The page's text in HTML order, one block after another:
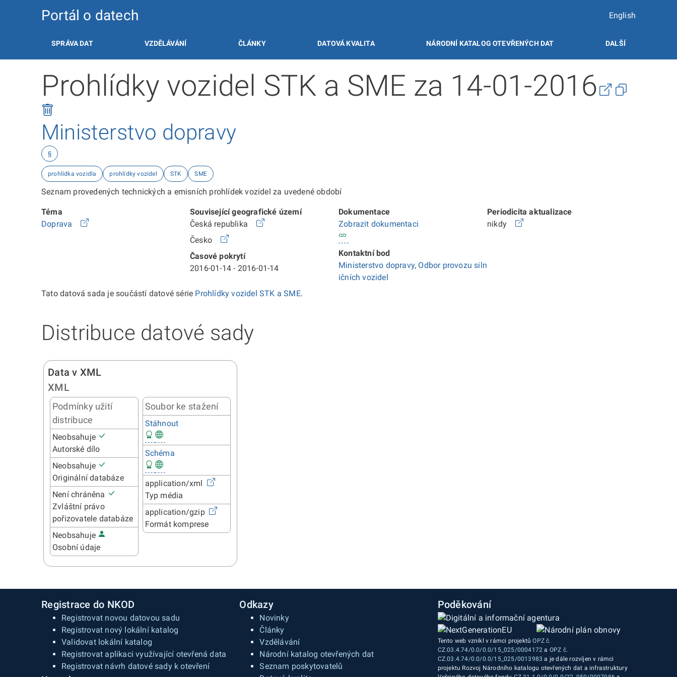
Portál o datech English
SPRÁVA DAT VZDĚLÁVÁNÍ ČLÁNKY DATOVÁ KVALITA NÁRODNÍ KATALOG OTEVŘENÝCH DAT DALŠÍ
Prohlídky vozidel STK a SME za 14-01-2016
Ministerstvo dopravy
§
prohlídka vozidla prohlídky vozidel STK SME
Seznam provedených technických a emisních prohlídek vozidel za uvedené období
Téma
Doprava
Související geografické území
Česká republika
Česko
Časové pokrytí
2016-01-14 - 2016-01-14
Dokumentace
Zobrazit dokumentaci
Kontaktní bod
Ministerstvo dopravy, Odbor provozu siln
ičních vozidel
Periodicita aktualizace
nikdy
Tato datová sada je součástí datové série Prohlídky vozidel STK a SME.
Distribuce datové sady
Data v XML
XML
Podmínky užití
distribuce
Neobsahuje
Autorské dílo
Neobsahuje
Originální databáze
Není chráněna
Zvláštní právo
pořizovatele databáze
Neobsahuje
Osobní údaje
Soubor ke stažení
Stáhnout
Schéma
application/xml
Typ média
application/gzip
Formát komprese
Registrace do NKOD
Registrovat novou datovou sadu
Registrovat nový lokální katalog
Validovat lokální katalog
Registrovat aplikaci využívající otevřená data
Registrovat návrh datové sady k otevření
Odkazy
Novinky
Články
Vzdělávání
Národní katalog otevřených dat
Seznam poskytovatelů
Poděkování
Tento web vznikl v rámci projektůOPZ č.
CZ.03.4.74/0.0/0.0/15_025/0004172 a OPZ č.
CZ.03.4.74/0.0/0.0/15_025/0013983 a je dále rozvíjen v rámci
projektu Rozvoj Národního katalogu otevřených dat a infrastruktury